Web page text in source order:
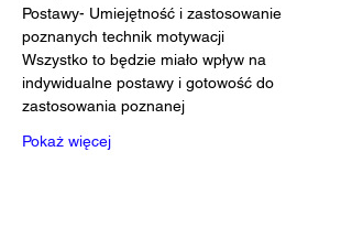
Postawy- Umiejętność i zastosowanie
poznanych technik motywacji
Wszystko to będzie miało wpływ na
indywidualne postawy i gotowość do
zastosowania poznanej
Pokaż więcej